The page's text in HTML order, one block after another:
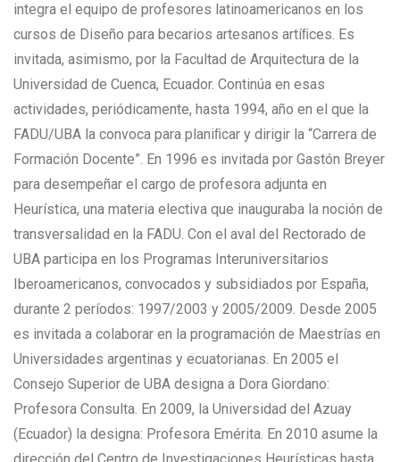
integra el equipo de profesores latinoamericanos en los
cursos de Diseño para becarios artesanos artíﬁces. Es
invitada, asimismo, por la Facultad de Arquitectura de la
Universidad de Cuenca, Ecuador. Continúa en esas
actividades, periódicamente, hasta 1994, año en el que la
FADU/UBA la convoca para planiﬁcar y dirigir la “Carrera de
Formación Docente”. En 1996 es invitada por Gastón Breyer
para desempeñar el cargo de profesora adjunta en
Heurística, una materia electiva que inauguraba la noción de
transversalidad en la FADU. Con el aval del Rectorado de
UBA participa en los Programas Interuniversitarios
Iberoamericanos, convocados y subsidiados por España,
durante 2 períodos: 1997/2003 y 2005/2009. Desde 2005
es invitada a colaborar en la programación de Maestrías en
Universidades argentinas y ecuatorianas. En 2005 el
Consejo Superior de UBA designa a Dora Giordano:
Profesora Consulta. En 2009, la Universidad del Azuay
(Ecuador) la designa: Profesora Emérita. En 2010 asume la